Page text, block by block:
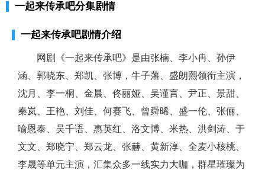
一起来传承吧分集剧情
一起来传承吧剧情介绍
网剧《一起来传承吧》是由张楠、李小冉、孙伊
涵、郭晓东、郑凯、张博，牛子藩、盛朗熙领衔主演，
沈月、李一桐、金晨、佟丽娅、吴谨言、尹正、景甜、
秦岚、王艳、刘佳、何赛飞、曾舜晞、盛一伦、张俪、
喻恩泰、吴千语、惠英红、洛文博、米热、洪剑涛、于
文文、郑晓宁、郑云龙、张赫、黄新淳、全麦小核桃、
李晟等单元主演，汇集众多一线实力大咖，群星璀璨为